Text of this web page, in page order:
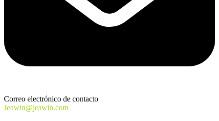
Correo electrónico de contacto
Jeawin@jeawin.com